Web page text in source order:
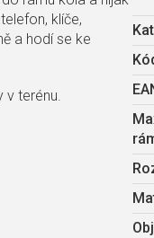
klíče,
a hodí se ke
v terénu.